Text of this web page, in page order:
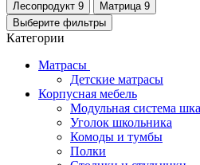
Лесопродукт 9 Матрица 9
Выберите фильтры
Категории
Матрасы
Детские матрасы
Корпусная мебель
Модульная система
Уголок школьника
Комоды и тумбы
Полки